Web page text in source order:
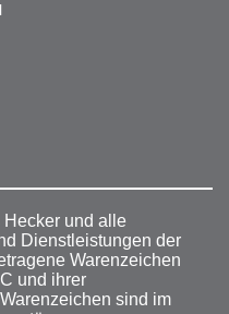
und alle
Dienstleistungen der
Warenzeichen
und ihrer
sind im